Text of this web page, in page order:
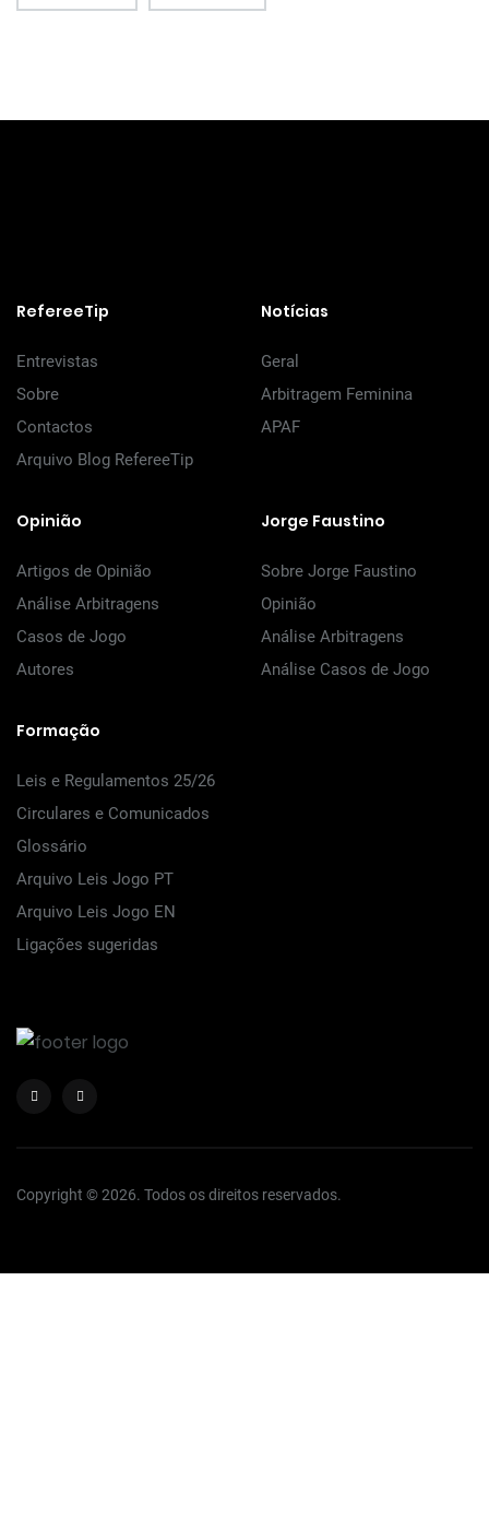
RefereeTip
Entrevistas
Sobre
Contactos
Arquivo Blog RefereeTip
Notícias
Geral
Arbitragem Feminina
APAF
Opinião
Artigos de Opinião
Análise Arbitragens
Casos de Jogo
Autores
Jorge Faustino
Sobre Jorge Faustino
Opinião
Análise Arbitragens
Análise Casos de Jogo
Formação
Leis e Regulamentos 25/26
Circulares e Comunicados
Glossário
Arquivo Leis Jogo PT
Arquivo Leis Jogo EN
Ligações sugeridas
Copyright © 2026. Todos os direitos reservados.